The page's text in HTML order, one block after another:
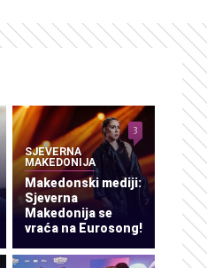
SJEVERNA
MAKEDONIJA
Makedonski mediji:
Sjeverna
Makedonija se
vraća na Eurosong!
3